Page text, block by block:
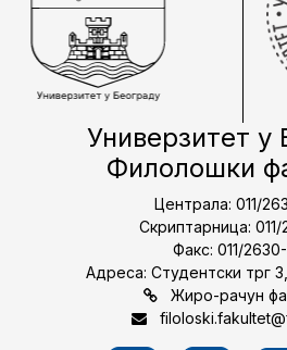
Универзитет у
Филолошки
Централа: 011/
Скриптарница: 011/
Факс: 011/
Адреса: Студентски трг
Жиро-рачун